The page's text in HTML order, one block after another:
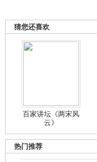
猜您还喜欢
百家讲坛《两宋风
云》
热门推荐